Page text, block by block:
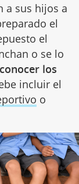
a sus hijos a
el
el
o se lo
los
incluir el
o